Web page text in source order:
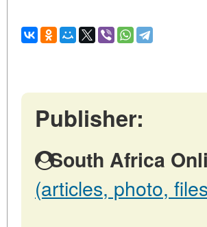
Publisher:
South Africa
(articles, photo,